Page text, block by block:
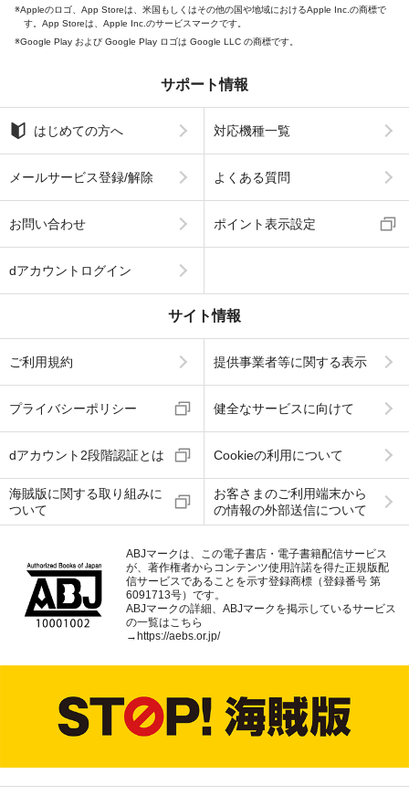
Appleのロゴ、App Storeは、米国もしくはその他の国や地域におけるApple Inc.の商標で
す。App Storeは、Apple Inc.のサービスマークです。
Google Play および Google Play ロゴは Google LLC の商標です。
サポート情報
はじめての方へ 対応機種一覧
メールサービス登録/解除 よくある質問
お問い合わせ ポイント表示設定
dアカウントログイン
サイト情報
ご利用規約 提供事業者等に関する表示
プライバシーポリシー 健全なサービスに向けて
dアカウント2段階認証とは Cookieの利用について
海賊版に関する取り組みに
ついて
お客さまのご利用端末から
の情報の外部送信について
ABJマークは、この電子書店・電子書籍配信サービス
が、著作権者からコンテンツ使用許諾を得た正規版配
信サービスであることを示す登録商標（登録番号 第
6091713号）です。
ABJマークの詳細、ABJマークを掲示しているサービス
の一覧はこちら
→https://aebs.or.jp/